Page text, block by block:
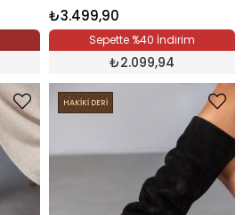
₺3.499,90
Sepette %40 İndirim
₺2.099,94
HAKİKİ DERİ